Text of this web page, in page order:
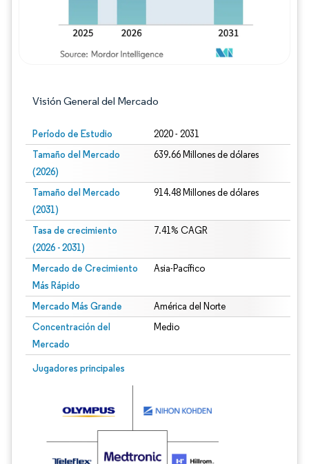
Visión General del Mercado
Período de Estudio 2020 - 2031
Tamaño del Mercado
(2026)
639.66 Millones de dólares
Tamaño del Mercado
(2031)
914.48 Millones de dólares
Tasa de crecimiento
(2026 - 2031)
7.41% CAGR
Mercado de Crecimiento
Más Rápido
Asia-Pacífico
Mercado Más Grande América del Norte
Concentración del
Mercado
Medio
Jugadores principales
Imagen © Mordor Intelligence. El uso requiere atribución según CC BY 4.0.